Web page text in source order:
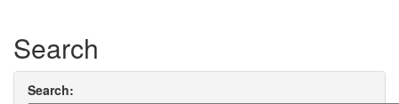
Search
Search: